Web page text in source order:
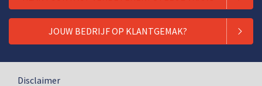
JOUW BEDRIJF OP KLANTGEMAK?
Disclaimer